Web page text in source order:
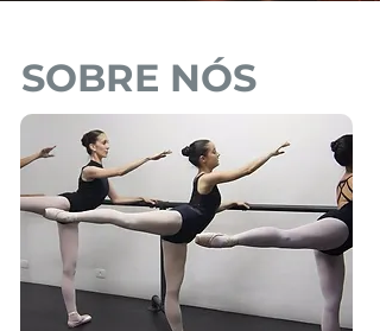
SOBRE NÓS